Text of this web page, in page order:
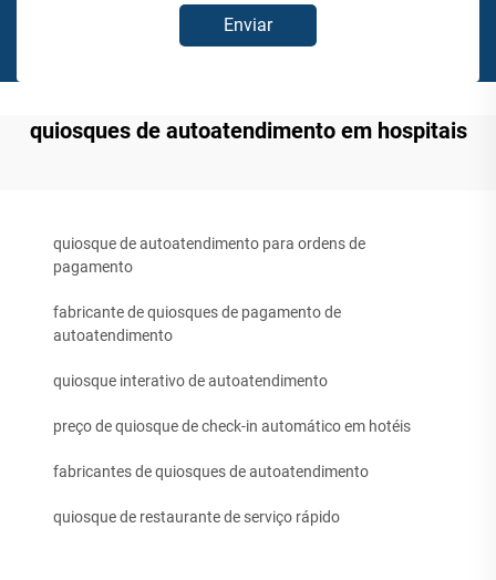
Enviar
quiosques de autoatendimento em hospitais
quiosque de autoatendimento para ordens de
pagamento
fabricante de quiosques de pagamento de
autoatendimento
quiosque interativo de autoatendimento
preço de quiosque de check-in automático em hotéis
fabricantes de quiosques de autoatendimento
quiosque de restaurante de serviço rápido